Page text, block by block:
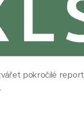
pokročilé